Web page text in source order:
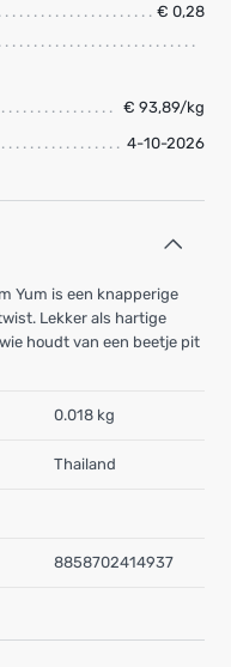
€ 0,28
€ 93,89/kg
4-10-2026
Yum is een knapperige
Lekker als hartige
houdt van een beetje pit
0.018 kg
Thailand
8858702414937